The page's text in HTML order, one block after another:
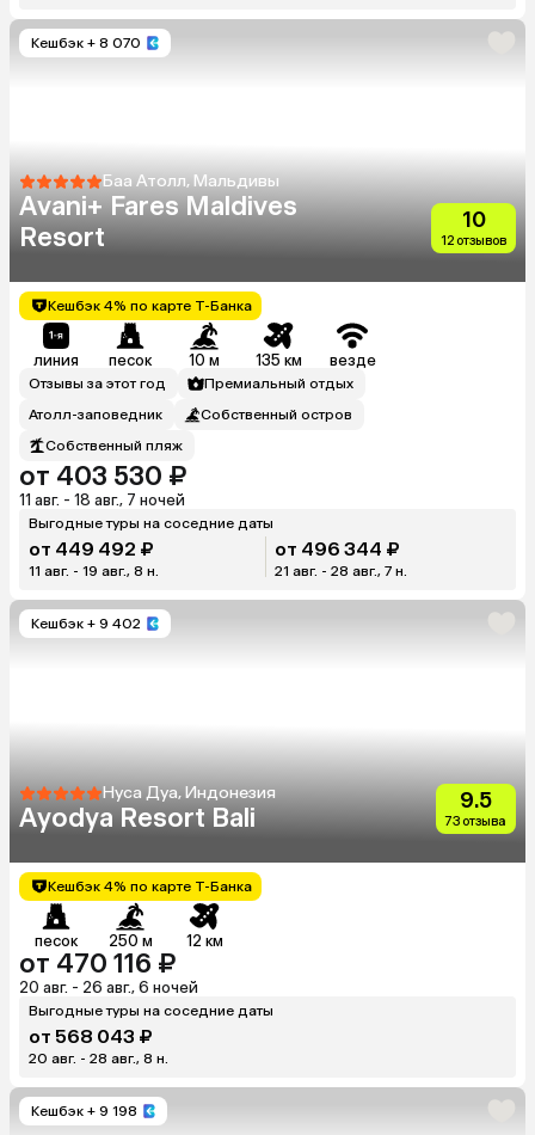
Кешбэк + 8 070
Баа Атолл, Мальдивы
Avani+ Fares Maldives
Resort
10
12 отзывов
Кешбэк 4% по карте Т-Банка
линия песок 10 м 135 км везде
Отзывы за этот год
Премиальный отдых
Атолл-заповедник
Собственный остров
Собственный пляж
от 403 530 ₽
11 авг. - 18 авг., 7 ночей
Выгодные туры на соседние даты
от 449 492 ₽
11 авг. - 19 авг., 8 н.
от 496 344 ₽
21 авг. - 28 авг., 7 н.
Кешбэк + 9 402
Нуса Дуа, Индонезия
Ayodya Resort Bali
9.5
73 отзыва
Кешбэк 4% по карте Т-Банка
песок 250 м 12 км
от 470 116 ₽
20 авг. - 26 авг., 6 ночей
Выгодные туры на соседние даты
от 568 043 ₽
20 авг. - 28 авг., 8 н.
Кешбэк + 9 198